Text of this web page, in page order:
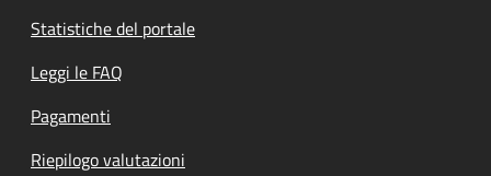
Statistiche del portale
Leggi le FAQ
Pagamenti
Riepilogo valutazioni